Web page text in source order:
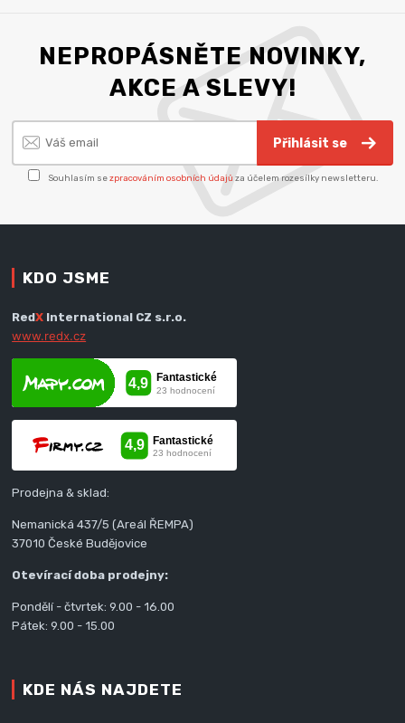
NEPROPÁSNĚTE NOVINKY,
AKCE A SLEVY!
Přihlásit se
Souhlasím sezpracováním osobních údajů za účelem rozesílky newsletteru.
KDO JSME
RedX International CZ s.r.o.
www.redx.cz
Prodejna & sklad:
Nemanická 437/5 (Areál ŘEMPA)
37010 České Budějovice
Otevírací doba prodejny:
Pondělí - čtvrtek: 9.00 - 16.00
Pátek: 9.00 - 15.00
KDE NÁS NAJDETE